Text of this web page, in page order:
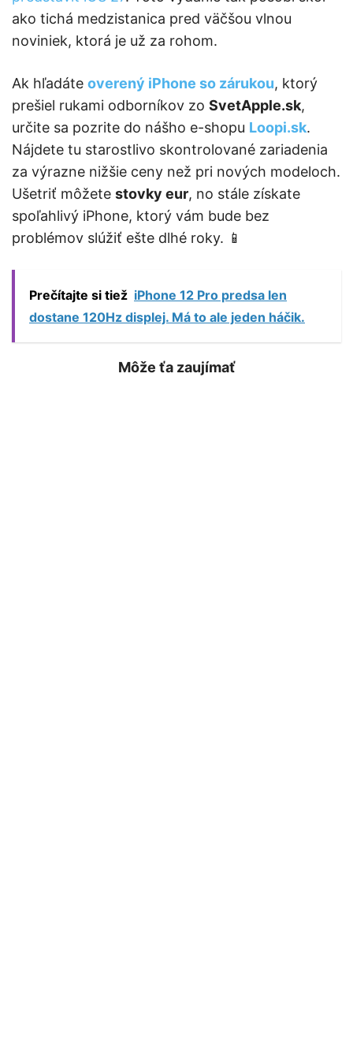
ako tichá medzistanica pred väčšou vlnou
noviniek, ktorá je už za rohom.
Ak hľadáte overený iPhone so zárukou, ktorý
prešiel rukami odborníkov zo SvetApple.sk,
určite sa pozrite do nášho e-shopu Loopi.sk.
Nájdete tu starostlivo skontrolované zariadenia
za výrazne nižšie ceny než pri nových modeloch.
Ušetriť môžete stovky eur, no stále získate
spoľahlivý iPhone, ktorý vám bude bez
problémov slúžiť ešte dlhé roky. 📱
Prečítajte si tiež iPhone 12 Pro predsa len
dostane 120Hz displej. Má to ale jeden háčik.
Môže ťa zaujímať